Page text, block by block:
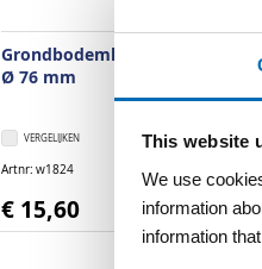
This website
We use
information
information
Grondbodemhulsdop voor
Ø 76 mm
VERLANGLIJST
VERGELIJKEN
Artnr w1824
€ 15,60